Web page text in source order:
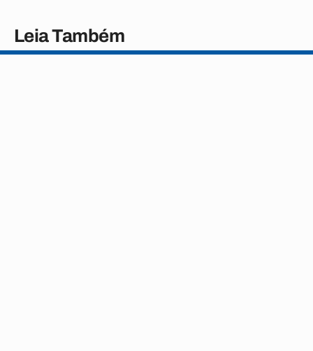
Leia Também